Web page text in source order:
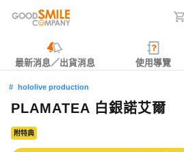
最新消息／出貨消息 使用導覽
hololive production
PLAMATEA 白銀諾艾爾
附特典